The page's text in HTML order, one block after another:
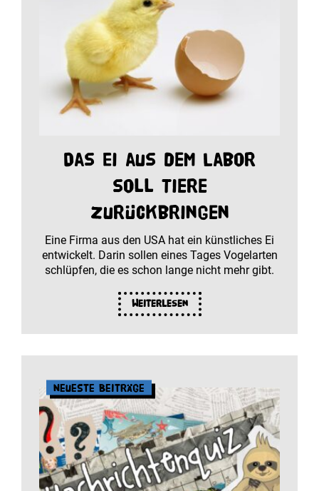
Das Ei aus dem Labor
soll Tiere
zurückbringen
Eine Firma aus den USA hat ein künstliches Ei
entwickelt. Darin sollen eines Tages Vogelarten
schlüpfen, die es schon lange nicht mehr gibt.
Weiterlesen
Neueste Beiträge